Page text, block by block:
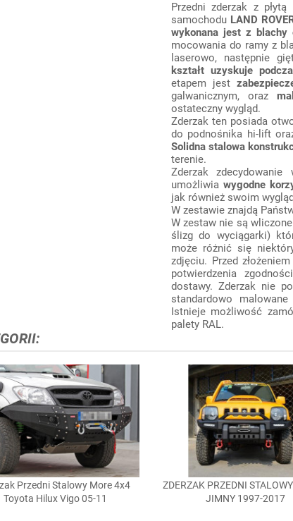
Przedni zderzak z
samochodu LAND
wykonana jest z blachy
mocowania do ramy z
laserowo, następnie
kształt uzyskuje
etapem jest
galwanicznym, oraz
ostateczny wygląd.
Zderzak ten posiada
do podnośnika hi-lift
Solidna stalowa
terenie.
Zderzak zdecydowanie
umożliwiawygodne
jak również swoim
W zestawie znajdą
W zestaw nie są
ślizg do wyciągarki)
może różnić się
zdjęciu. Przed
potwierdzenia
dostawy. Zderzak nie
standardowo
Istnieje możliwość
palety RAL.
Szybki podgląd
Przedni Stalowy More 4x4
Toyota Hilux Vigo 05-11
Szybki podgląd
ZDERZAK PRZEDNI
JIMNY 1997-2017